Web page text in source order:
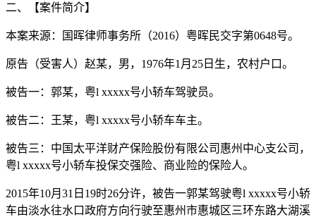
二、【案件简介】
本案来源：国晖律师事务所（2016）粤晖民交字第0648号。
原告（受害人）赵某，男，1976年1月25日生，农村户口。
被告一：郭某，粤l xxxxx号小轿车驾驶员。
被告二：王某，粤l xxxxx号小轿车车主。
被告三：中国太平洋财产保险股份有限公司惠州中心支公司，
粤l xxxxx号小轿车投保交强险、商业险的保险人。
2015年10月31日19时26分许，被告一郭某驾驶粤l xxxxx号小轿
车由淡水往水口政府方向行驶至惠州市惠城区三环东路大湖溪